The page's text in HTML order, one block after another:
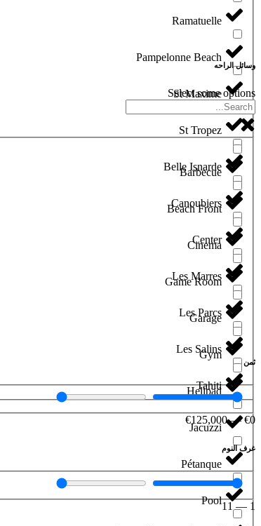
Ramatuelle
Pampelonne Beach
St Maxime
St Tropez
Belle Isnarde
Canoubiers
Center
Les Marres
Les Parcs
Les Salins
Tahiti
وسائل الراحه
Select some options
Barbecue
Beach Front
Cinema
Game Room
Garage
Gym
Helipad
Jacuzzi
Pétanque
Pool
ثمن
€0
—
€125,000
غرف النوم
1
—
11